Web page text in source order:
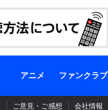
アニメ ファンクラブ
ご意見・ご感想 会社情報